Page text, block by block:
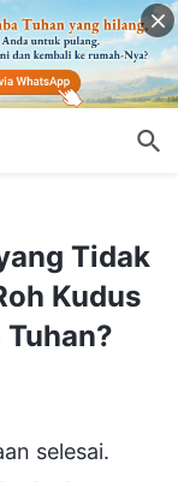
Tidak
Kudus
selesai.